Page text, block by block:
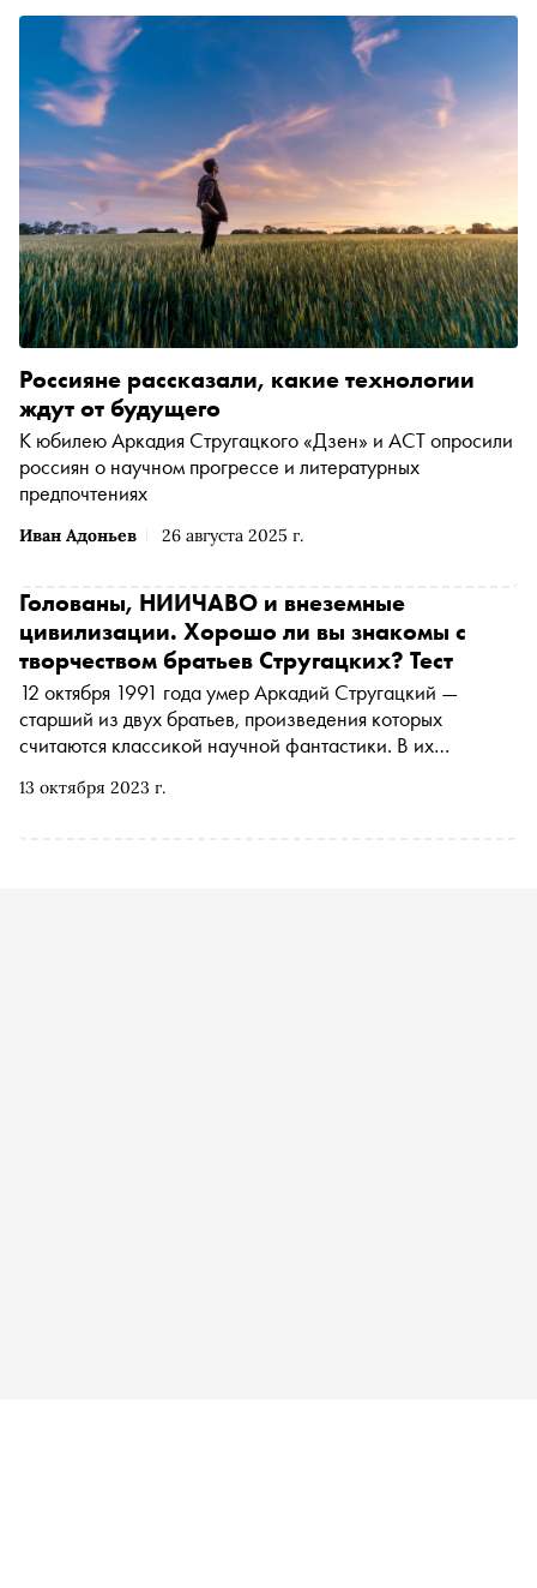
Иван Адоньев 26 августа 2025 г.
Россияне рассказали, какие технологии
ждут от будущего
К юбилею Аркадия Стругацкого «Дзен» и АСТ опросили
россиян о научном прогрессе и литературных
предпочтениях
13 октября 2023 г.
Голованы, НИИЧАВО и внеземные
цивилизации. Хорошо ли вы знакомы с
творчеством братьев Стругацких? Тест
12 октября 1991 года умер Аркадий Стругацкий —
старший из двух братьев, произведения которых
считаются классикой научной фантастики. В их
термины и названия, вроде «Большой Всепланетный